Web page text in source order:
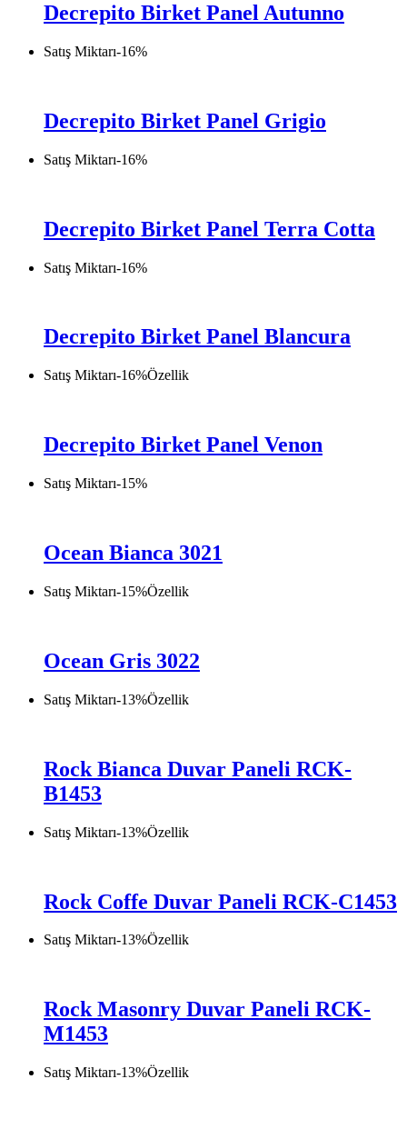
Decrepito Birket Panel Autunno
Satış Miktarı-16%
Decrepito Birket Panel Grigio
Satış Miktarı-16%
Decrepito Birket Panel Terra Cotta
Satış Miktarı-16%
Decrepito Birket Panel Blancura
Satış Miktarı-16%Özellik
Decrepito Birket Panel Venon
Satış Miktarı-15%
Ocean Bianca 3021
Satış Miktarı-15%Özellik
Ocean Gris 3022
Satış Miktarı-13%Özellik
Rock Bianca Duvar Paneli RCK-
B1453
Satış Miktarı-13%Özellik
Rock Coffe Duvar Paneli RCK-C1453
Satış Miktarı-13%Özellik
Rock Masonry Duvar Paneli RCK-
M1453
Satış Miktarı-13%Özellik